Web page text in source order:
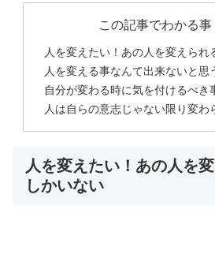
この記事でわかる事
人を変えたい！あの人を変えられ
人を変える事なんて出来ないと思
自分が変わる時に気を付けるべき
人は自らの意志じゃない限り変わ
人を変えたい！あの人を
しかいない